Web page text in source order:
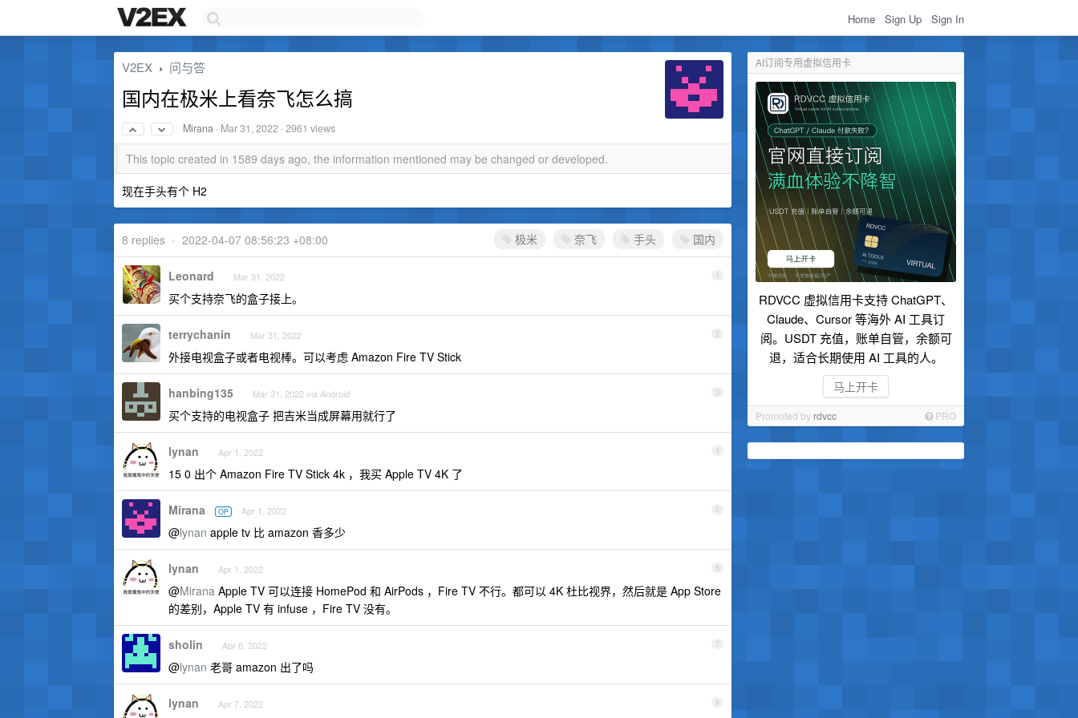
Home Sign Up Sign In
AI订阅专用虚拟信用卡
RDVCC 虚拟信用卡支持 ChatGPT、
Claude、Cursor 等海外 AI 工具订
阅。USDT 充值，账单自管，余额可
退，适合长期使用 AI 工具的人。
马上开卡
Promoted by rdvcc PRO
V2EX › 问与答
国内在极米上看奈飞怎么搞
Mirana · Mar 31, 2022 · 2961 views
This topic created in 1589 days ago, the information mentioned may be changed or developed.
现在手头有个 H2
极米 奈飞 手头 国内
8 replies • 2022-04-07 08:56:23 +08:00
1
Leonard Mar 31, 2022
买个支持奈飞的盒子接上。
2
terrychanin Mar 31, 2022
外接电视盒子或者电视棒。可以考虑 Amazon Fire TV Stick
3
hanbing135 Mar 31, 2022 via Android
买个支持的电视盒子 把吉米当成屏幕用就行了
4
lynan Apr 1, 2022
15 0 出个 Amazon Fire TV Stick 4k ，我买 Apple TV 4K 了
5
Mirana OP Apr 1, 2022
@lynan apple tv 比 amazon 香多少
6
lynan Apr 1, 2022
@Mirana Apple TV 可以连接 HomePod 和 AirPods ，Fire TV 不行。都可以 4K 杜比视界，然后就是 App Store
的差别，Apple TV 有 infuse ，Fire TV 没有。
7
sholin Apr 6, 2022
@lynan 老哥 amazon 出了吗
8
lynan Apr 7, 2022